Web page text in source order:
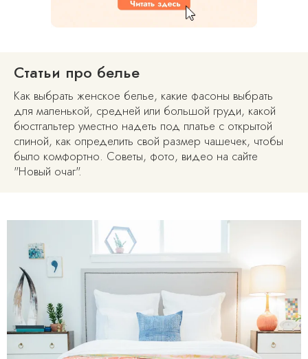
Статьи про белье
Как выбрать женское белье, какие фасоны выбрать
для маленькой, средней или большой груди, какой
бюстгальтер уместно надеть под платье с открытой
спиной, как определить свой размер чашечек, чтобы
было комфортно. Советы, фото, видео на сайте
"Новый очаг".